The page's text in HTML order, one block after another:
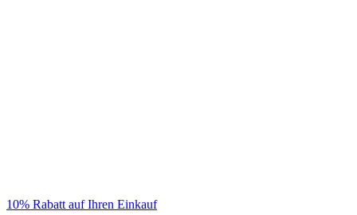
10% Rabatt auf Ihren Einkauf